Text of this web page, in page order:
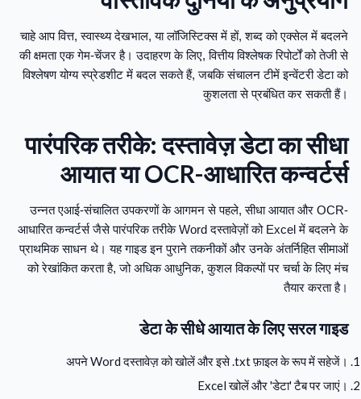
चाहे आप वित्त, स्वास्थ्य देखभाल, या लॉजिस्टिक्स में हों, शब्द को एक्सेल में बदलने
की क्षमता एक गेम-चेंजर है। उदाहरण के लिए, वित्तीय विश्लेषक रिपोर्टों को तेजी से
विश्लेषण योग्य स्प्रेडशीट में बदल सकते हैं, जबकि संचालन टीमें इन्वेंटरी डेटा को
कुशलता से प्रबंधित कर सकती हैं।
पारंपरिक तरीके: दस्तावेज़ डेटा का सीधा
आयात या OCR-आधारित कन्वर्टर्स
उन्नत एआई-संचालित उपकरणों के आगमन से पहले, सीधा आयात और OCR-
आधारित कन्वर्टर्स जैसे पारंपरिक तरीके Word दस्तावेज़ों को Excel में बदलने के
प्राथमिक साधन थे। यह गाइड इन पुराने तकनीकों और उनके अंतर्निहित सीमाओं
को रेखांकित करता है, जो अधिक आधुनिक, कुशल विकल्पों पर चर्चा के लिए मंच
तैयार करता है।
डेटा के सीधे आयात के लिए सरल गाइड
अपने Word दस्तावेज़ को खोलें और इसे .txt फ़ाइल के रूप में सहेजें।
Excel खोलें और 'डेटा' टैब पर जाएं।